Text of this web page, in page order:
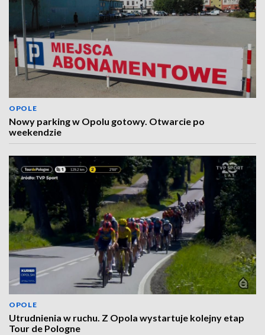
OPOLE
Nowy parking w Opolu gotowy. Otwarcie po
weekendzie
OPOLE
Utrudnienia w ruchu. Z Opola wystartuje kolejny etap
Tour de Pologne